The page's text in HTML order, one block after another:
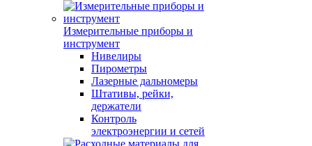
Измерительные приборы и
инструмент
Нивелиры
Пирометры
Лазерные дальномеры
Штативы, рейки,
держатели
Контроль
электроэнергии и сетей